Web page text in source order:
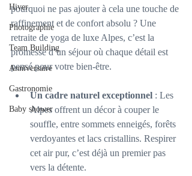
Hiver
Photographie
Team Building
Anniversaire
Gastronomie
Baby shower
pourquoi ne pas ajouter à cela une touche de
raffinement et de confort absolu ? Une
retraite de yoga de luxe Alpes, c’est la
promesse d’un séjour où chaque détail est
pensé pour votre bien-être.
Un cadre naturel exceptionnel : Les
Alpes offrent un décor à couper le
souffle, entre sommets enneigés, forêts
verdoyantes et lacs cristallins. Respirer
cet air pur, c’est déjà un premier pas
vers la détente.